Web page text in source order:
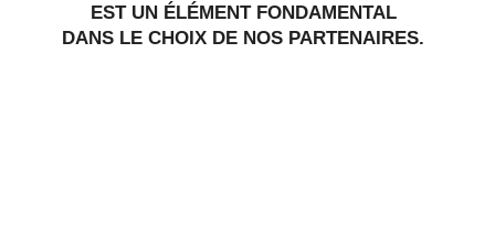
EST UN ÉLÉMENT FONDAMENTAL
DANS LE CHOIX DE NOS PARTENAIRES.